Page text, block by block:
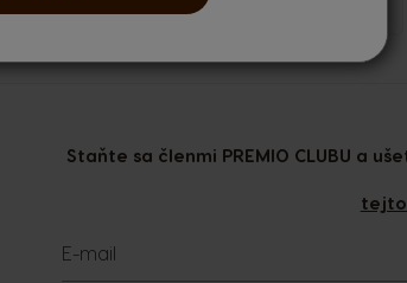
Staňte sa členmi PREMIO CLUBU a
tejto
E-mail